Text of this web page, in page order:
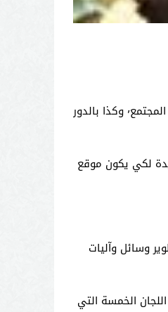
وأكد مزوار٬ في كلمة بالمناسبة٬ أن "المؤتمر الوطني الخامس تميز بنقاش غني وشكل انطلاقة قوية للتجمع الوطني للأحرار كحزب واع بالتحولات التي يعرفها المجتمع٬ وكذا بالدور
مؤكدا أن هذا الإنجاز سيفتح آفاقا جديدة لكي يكون موقع
ستتمحور حول أربع أولويات تتمثل في التنظيم المحكم للهياكل الحزبية وتفعيلها وتطوير الديمقراطية الداخلية٬ وتطوير وسائل وآليات
اللجان الخمسة التي